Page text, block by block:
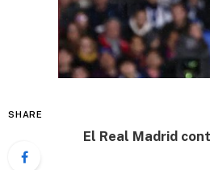
SHARE
El Real Madrid